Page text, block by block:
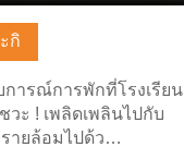
กิ
ารณ์การพักที่โรงเรียน
วะ ! เพลิดเพลินไปกับ
ายล้อมไปด้ว…